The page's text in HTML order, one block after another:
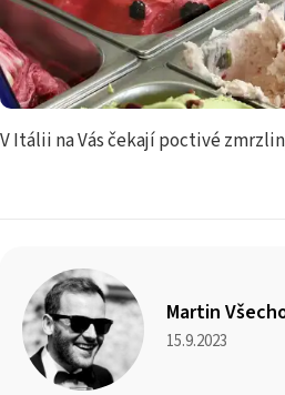
V Itálii na Vás čekají poctivé
Martin
15.9.2023